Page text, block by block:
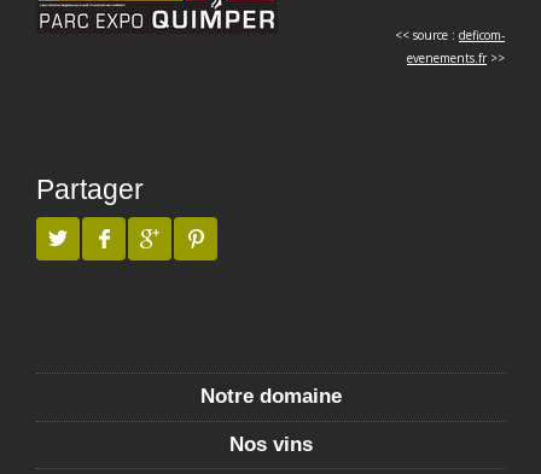
<< source : deficom-
evenements.fr >>
Partager
Notre domaine
Nos vins